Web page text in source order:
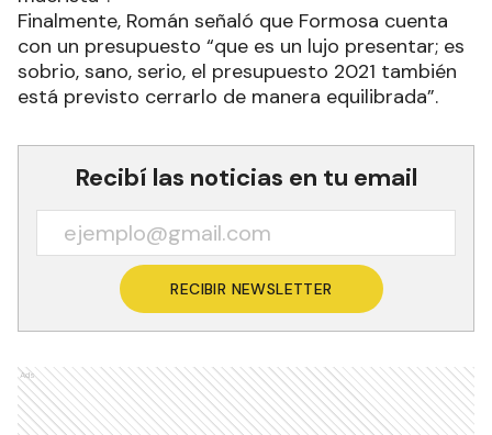
Finalmente, Román señaló que Formosa cuenta
con un presupuesto “que es un lujo presentar; es
sobrio, sano, serio, el presupuesto 2021 también
está previsto cerrarlo de manera equilibrada”.
Recibí las noticias en tu email
RECIBIR NEWSLETTER
Ads